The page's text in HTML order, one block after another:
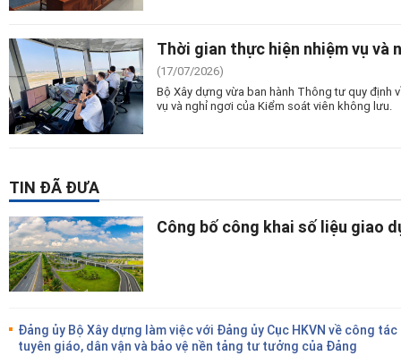
Thời gian thực hiện nhiệm vụ
(17/07/2026)
Bộ Xây dựng vừa ban hành Thông tư quy định
vụ và nghỉ ngơi của Kiểm soát viên không lưu.
TIN ĐÃ ĐƯA
Công bố công khai số liệu giao
Đảng ủy Bộ Xây dựng làm việc với Đảng ủy Cục HKVN về công tác
tuyên giáo, dân vận và bảo vệ nền tảng tư tưởng của Đảng